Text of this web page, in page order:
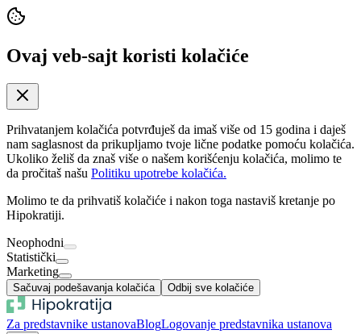
Ovaj veb-sajt koristi kolačiće
Prihvatanjem kolačića potvrđuješ da imaš više od 15 godina i daješ
nam saglasnost da prikupljamo tvoje lične podatke pomoću kolačića.
Ukoliko želiš da znaš više o našem korišćenju kolačića, molimo te
da pročitaš našu Politiku upotrebe kolačića.
Molimo te da prihvatiš kolačiće i nakon toga nastaviš kretanje po
Hipokratiji.
Neophodni
Statistički
Marketing
Sačuvaj podešavanja kolačića Odbij sve kolačiće
Za predstavnike ustanovaBlogLogovanje predstavnika ustanova